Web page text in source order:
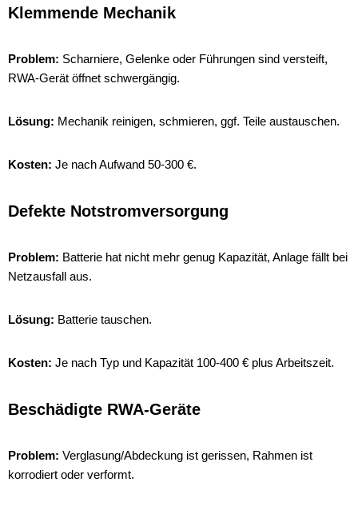
Klemmende Mechanik
Problem: Scharniere, Gelenke oder Führungen sind versteift,
RWA-Gerät öffnet schwergängig.
Lösung: Mechanik reinigen, schmieren, ggf. Teile austauschen.
Kosten: Je nach Aufwand 50-300 €.
Defekte Notstromversorgung
Problem: Batterie hat nicht mehr genug Kapazität, Anlage fällt bei
Netzausfall aus.
Lösung: Batterie tauschen.
Kosten: Je nach Typ und Kapazität 100-400 € plus Arbeitszeit.
Beschädigte RWA-Geräte
Problem: Verglasung/Abdeckung ist gerissen, Rahmen ist
korrodiert oder verformt.